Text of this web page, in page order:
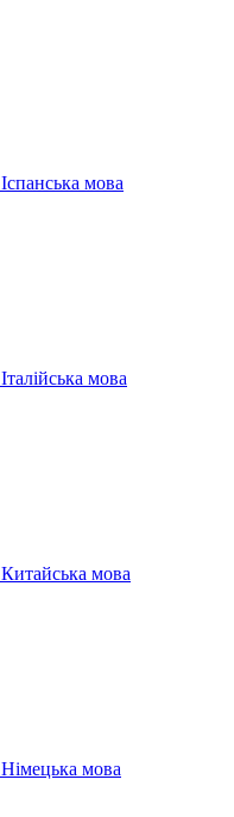
Іспанська мова
Італійська мова
Китайська мова
Німецька мова